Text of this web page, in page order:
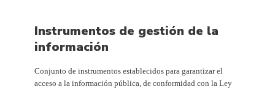
Instrumentos de gestión de la
información
Conjunto de instrumentos establecidos para garantizar el
acceso a la información pública, de conformidad con la Ley